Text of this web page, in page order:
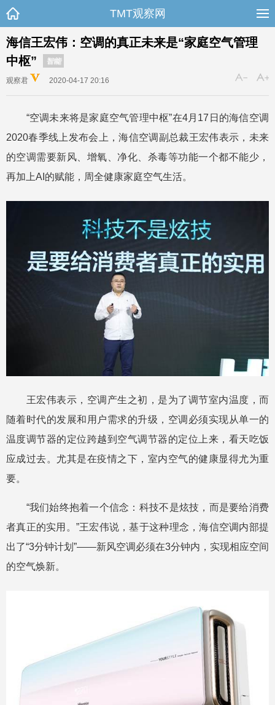
TMT观察网
海信王宏伟：空调的真正未来是“家庭空气管理
中枢”
智能
观察君 2020-04-17 20:16
“空调未来将是家庭空气管理中枢”在4月17日的海信空调
2020春季线上发布会上，海信空调副总裁王宏伟表示，未来
的空调需要新风、增氧、净化、杀毒等功能一个都不能少，
再加上AI的赋能，周全健康家庭空气生活。
王宏伟表示，空调产生之初，是为了调节室内温度，而
随着时代的发展和用户需求的升级，空调必须实现从单一的
温度调节器的定位跨越到空气调节器的定位上来，看天吃饭
应成过去。尤其是在疫情之下，室内空气的健康显得尤为重
要。
“我们始终抱着一个信念：科技不是炫技，而是要给消费
者真正的实用。”王宏伟说，基于这种理念，海信空调内部提
出了“3分钟计划”——新风空调必须在3分钟内，实现相应空间
的空气焕新。